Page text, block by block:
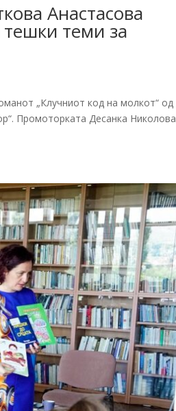
Анастасова
теми за
„Клучниот код на молкот“ од
Промоторката Десанка Николова